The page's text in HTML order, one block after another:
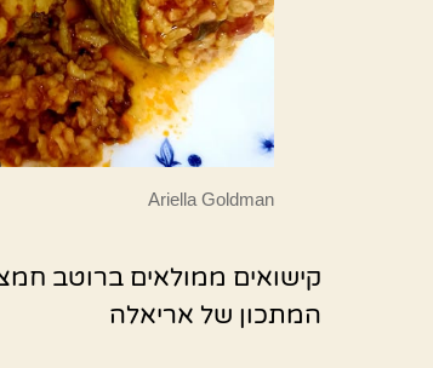
Ariella Goldman
קישואים ממולאים ברוטב
המתכון של אריאלה